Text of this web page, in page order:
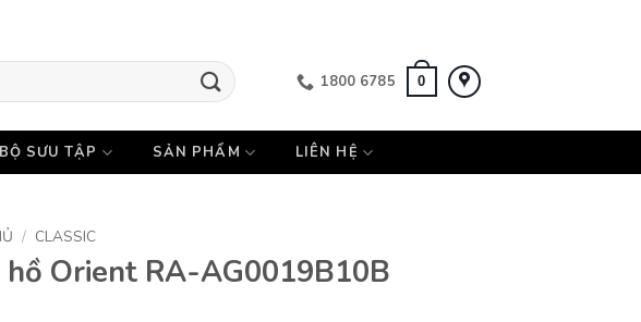
1800 6785 0
BỘ SƯU TẬP SẢN PHẨM LIÊN HỆ
/ CLASSIC
Orient RA-AG0019B10B